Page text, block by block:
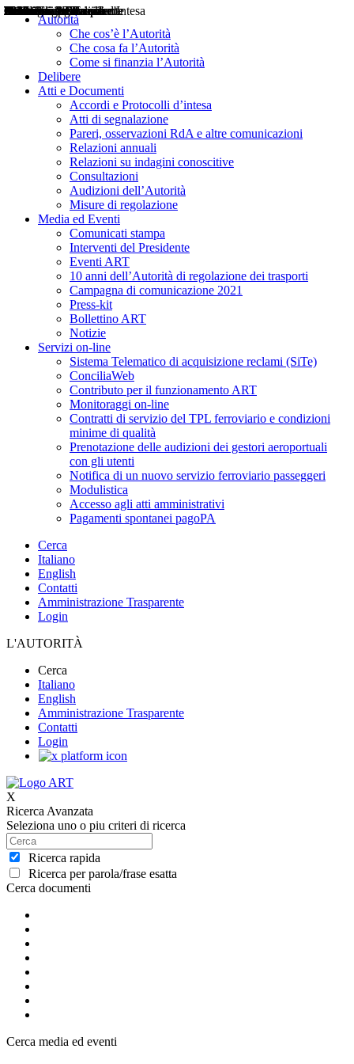
Autorità
Che cos’è l’Autorità
Che cosa fa l’Autorità
Come si finanzia l’Autorità
Delibere
Atti e Documenti
Accordi e Protocolli d’intesa
Atti di segnalazione
Pareri, osservazioni RdA e altre comunicazioni
Relazioni annuali
Relazioni su indagini conoscitive
Consultazioni
Audizioni dell’Autorità
Misure di regolazione
Media ed Eventi
Comunicati stampa
Interventi del Presidente
Eventi ART
10 anni dell’Autorità di regolazione dei trasporti
Campagna di comunicazione 2021
Press-kit
Bollettino ART
Notizie
Servizi on-line
Sistema Telematico di acquisizione reclami (SiTe)
ConciliaWeb
Contributo per il funzionamento ART
Monitoraggi on-line
Contratti di servizio del TPL ferroviario e condizioni
minime di qualità
Prenotazione delle audizioni dei gestori aeroportuali
con gli utenti
Notifica di un nuovo servizio ferroviario passeggeri
Modulistica
Accesso agli atti amministrativi
Pagamenti spontanei pagoPA
Cerca
Italiano
English
Contatti
Amministrazione Trasparente
Login
L'AUTORITÀ
Cerca
Italiano
English
Amministrazione Trasparente
Contatti
Login
X
Ricerca Avanzata
Seleziona uno o piu criteri di ricerca
Ricerca rapida
Ricerca per parola/frase esatta
Cerca documenti
Delibere
Pareri
Consultazioni
Audizioni
Atti di Segnalazione
Accordi e Protocolli d'Intesa
Relazioni annuali
Misure di regolazione
Cerca media ed eventi
Notizie
Comunicati Stampa
Bollettini ART
Convegni ART
Interviste del Presidente
Articoli in primo piano
Interventi del Presidente
2004
2005
2010
2013
2014
2015
2016
2017
2018
2019
202
2020
2021
2022
2023
2024
2025
2026
Aereo
Marittimo
Terrestre